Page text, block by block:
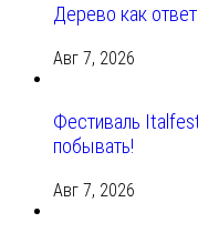
Дерево как
Авг 7, 2026
Фестиваль
побывать!
Авг 7, 2026